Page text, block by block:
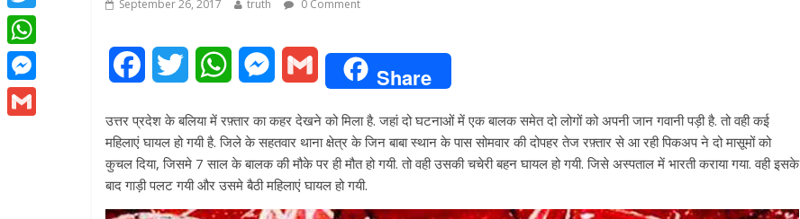
September 26, 2017 truth 0 Comment
c
e
b
i
t
t
W
a
t
s
M
s
s
e
a
i
l
Share
उत्तर प्रदेश के बलिया में रफ़्तार का कहर देखने को मिला है. जहां दो घटनाओं में एक बालक समेत दो लोगों को अपनी जान गवानी पड़ी है. तो वही कई
महिलाएं घायल हो गयी है. जिले के सहतवार थाना क्षेत्र के जिन बाबा स्थान के पास सोमवार की दोपहर तेज रफ़्तार से आ रही पिकअप ने दो मासूमों को
कुचल दिया, जिसमे 7 साल के बालक की मौके पर ही मौत हो गयी. तो वही उसकी चचेरी बहन घायल हो गयी. जिसे अस्पताल में भारती कराया गया. वही इसके
बाद गाड़ी पलट गयी और उसमे बैठी महिलाएं घायल हो गयी.
a
c
e
b
T
w
i
t
W
h
a
M